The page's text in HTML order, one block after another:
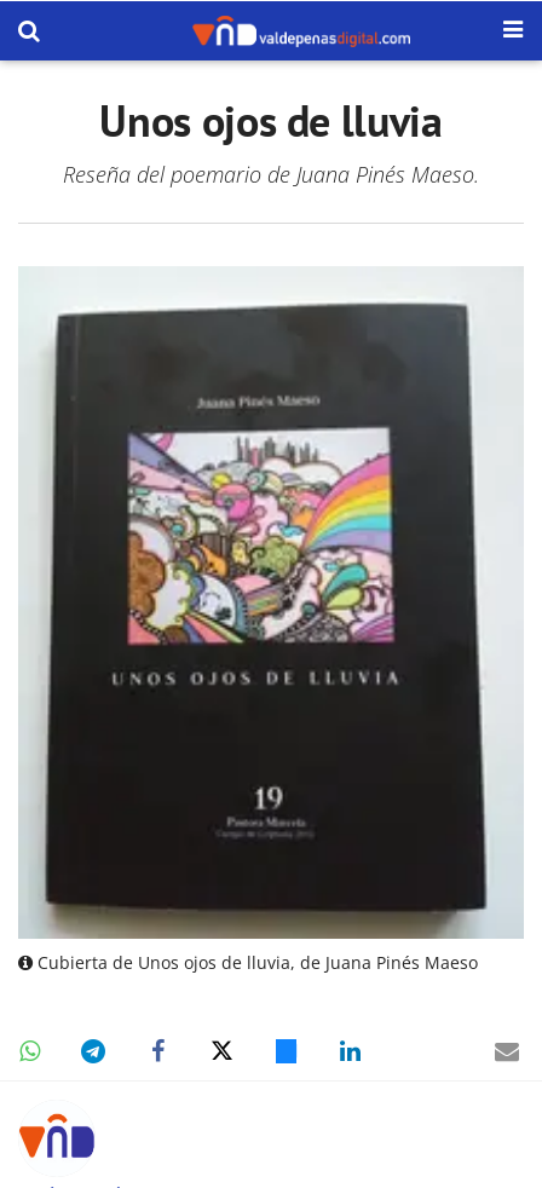
Unos ojos de lluvia
Reseña del poemario de Juana Pinés Maeso.
Cubierta de Unos ojos de lluvia, de Juana Pinés Maeso